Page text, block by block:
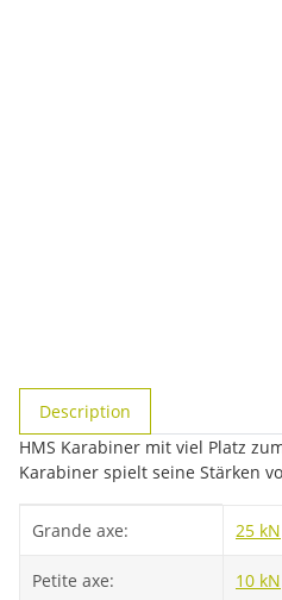
Description
HMS Karabiner mit viel Platz
Karabiner spielt seine Stärken
Grande axe: 25 kN
Petite axe: 10 kN